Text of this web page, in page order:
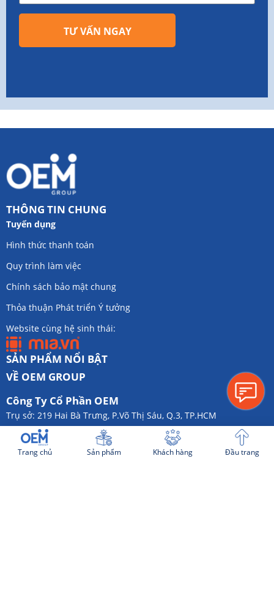
TƯ VẤN NGAY
THÔNG TIN CHUNG
Tuyển dụng
Hình thức thanh toán
Quy trình làm việc
Chính sách bảo mật chung
Thỏa thuận Phát triển Ý tưởng
Website cùng hệ sinh thái:
SẢN PHẨM NỔI BẬT
VỀ OEM GROUP
Công Ty Cổ Phần OEM
Trụ sở: 219 Hai Bà Trưng, P.Võ Thị Sáu, Q.3, TP.HCM
Văn phòng: 236 Nguyễn Xí, P.13, Q.Bình Thạnh, TP.HCM
Mã số thuế:
0317199345
Trang chủ Sản phẩm Khách hàng Đầu trang